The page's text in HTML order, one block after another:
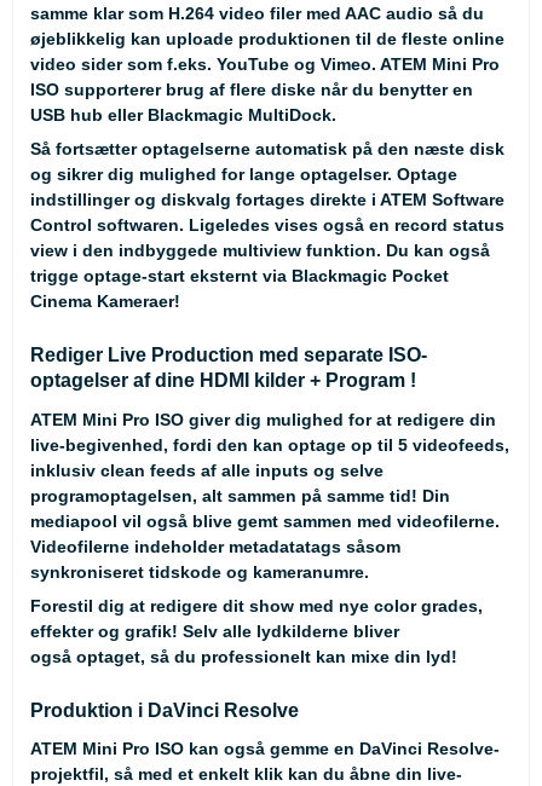
samme klar som H.264 video filer med AAC audio så du
øjeblikkelig kan uploade produktionen til de fleste online
video sider som f.eks. YouTube og Vimeo. ATEM Mini Pro
ISO supporterer brug af flere diske når du benytter en
USB hub eller Blackmagic MultiDock.
Så fortsætter optagelserne automatisk på den næste disk
og sikrer dig mulighed for lange optagelser. Optage
indstillinger og diskvalg fortages direkte i ATEM Software
Control softwaren. Ligeledes vises også en record status
view i den indbyggede multiview funktion. Du kan også
trigge optage-start eksternt via Blackmagic Pocket
Cinema Kameraer!
Rediger Live Production med separate ISO-
optagelser af dine HDMI kilder + Program !
ATEM Mini Pro ISO giver dig mulighed for at redigere din
live-begivenhed, fordi den kan optage op til 5 videofeeds,
inklusiv clean feeds af alle inputs og selve
programoptagelsen, alt sammen på samme tid! Din
mediapool vil også blive gemt sammen med videofilerne.
Videofilerne indeholder metadatatags såsom
synkroniseret tidskode og kameranumre.
Forestil dig at redigere dit show med nye color grades,
effekter og grafik! Selv alle lydkilderne bliver
også optaget, så du professionelt kan mixe din lyd!
Produktion i DaVinci Resolve
ATEM Mini Pro ISO kan også gemme en DaVinci Resolve-
projektfil, så med et enkelt klik kan du åbne din live-